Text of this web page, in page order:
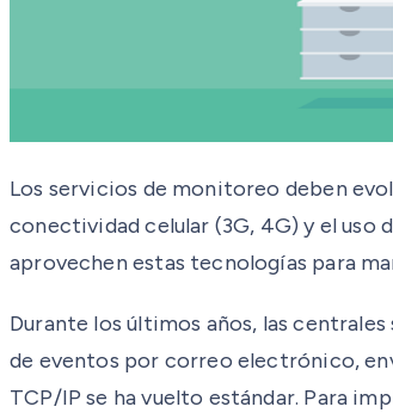
Los servicios de monitoreo deben
conectividad celular (3G, 4G) y el uso
aprovechen estas tecnologías para
Durante los últimos años, las
de eventos por correo electrónico,
TCP/IP se ha vuelto estándar. Para